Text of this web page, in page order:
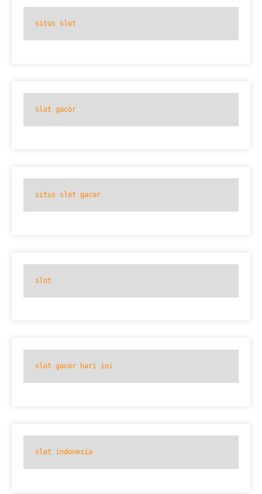
situs slot
slot gacor
situs slot gacor
slot
slot gacor hari ini
slot indonesia